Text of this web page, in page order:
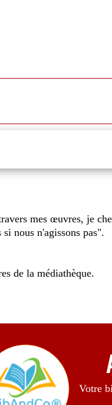
mes œuvres, je
nous n'agissons pas".
de la médiathèque.
Votre